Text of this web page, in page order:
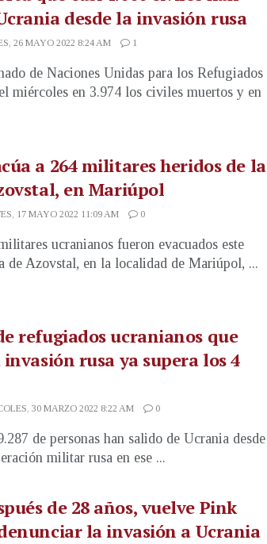
desde la invasión rusa
26 MAYO 2022 8:24 AM 1
de Naciones Unidas para los Refugiados
miércoles en 3.974 los civiles muertos y en
a 264 militares heridos de la
en Mariúpol
17 MAYO 2022 11:09 AM 0
ucranianos fueron evacuados este
de Azovstal, en la localidad de Mariúpol, ...
refugiados ucranianos que
rusa ya supera los 4
30 MARZO 2022 8:22 AM 0
de personas han salido de Ucrania desde
militar rusa en ese ...
de 28 años, vuelve Pink
la invasión a Ucrania